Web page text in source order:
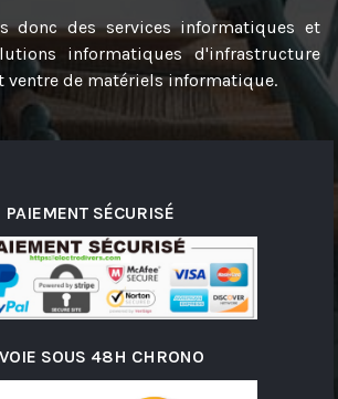
donc des services informatiques et
informatiques d'infrastructure
ventre de matériels informatique.
PAIEMENT SÉCURISÉ
SOUS 48H CHRONO